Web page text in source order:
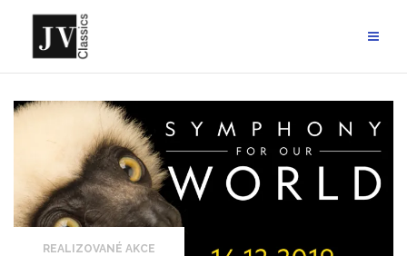
content
REALIZOVANÉ AKCE